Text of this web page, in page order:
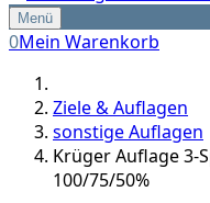
Menü
0Mein Warenkorb
Ziele & Auflagen
sonstige Auflagen
Krüger Auflage 3-
100/75/50%